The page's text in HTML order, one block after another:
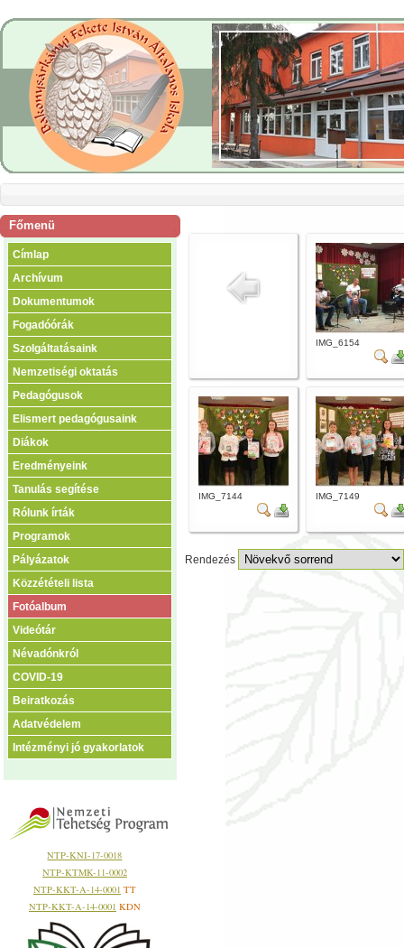
Főmenü
Címlap
Archívum
Dokumentumok
Fogadóórák
Szolgáltatásaink
Nemzetiségi oktatás
Pedagógusok
Elismert pedagógusaink
Diákok
Eredményeink
Tanulás segítése
Rólunk írták
Programok
Pályázatok
Közzétételi lista
Fotóalbum
Videótár
Névadónkról
COVID-19
Beiratkozás
Adatvédelem
Intézményi jó gyakorlatok
NTP-KNI-17-0018
NTP-KTMK-11-0002
NTP-KKT-A-14-0001 TT
NTP-KKT-A-14-0001 KDN
IMG_6154
IMG_7144 IMG_7149
Rendezés